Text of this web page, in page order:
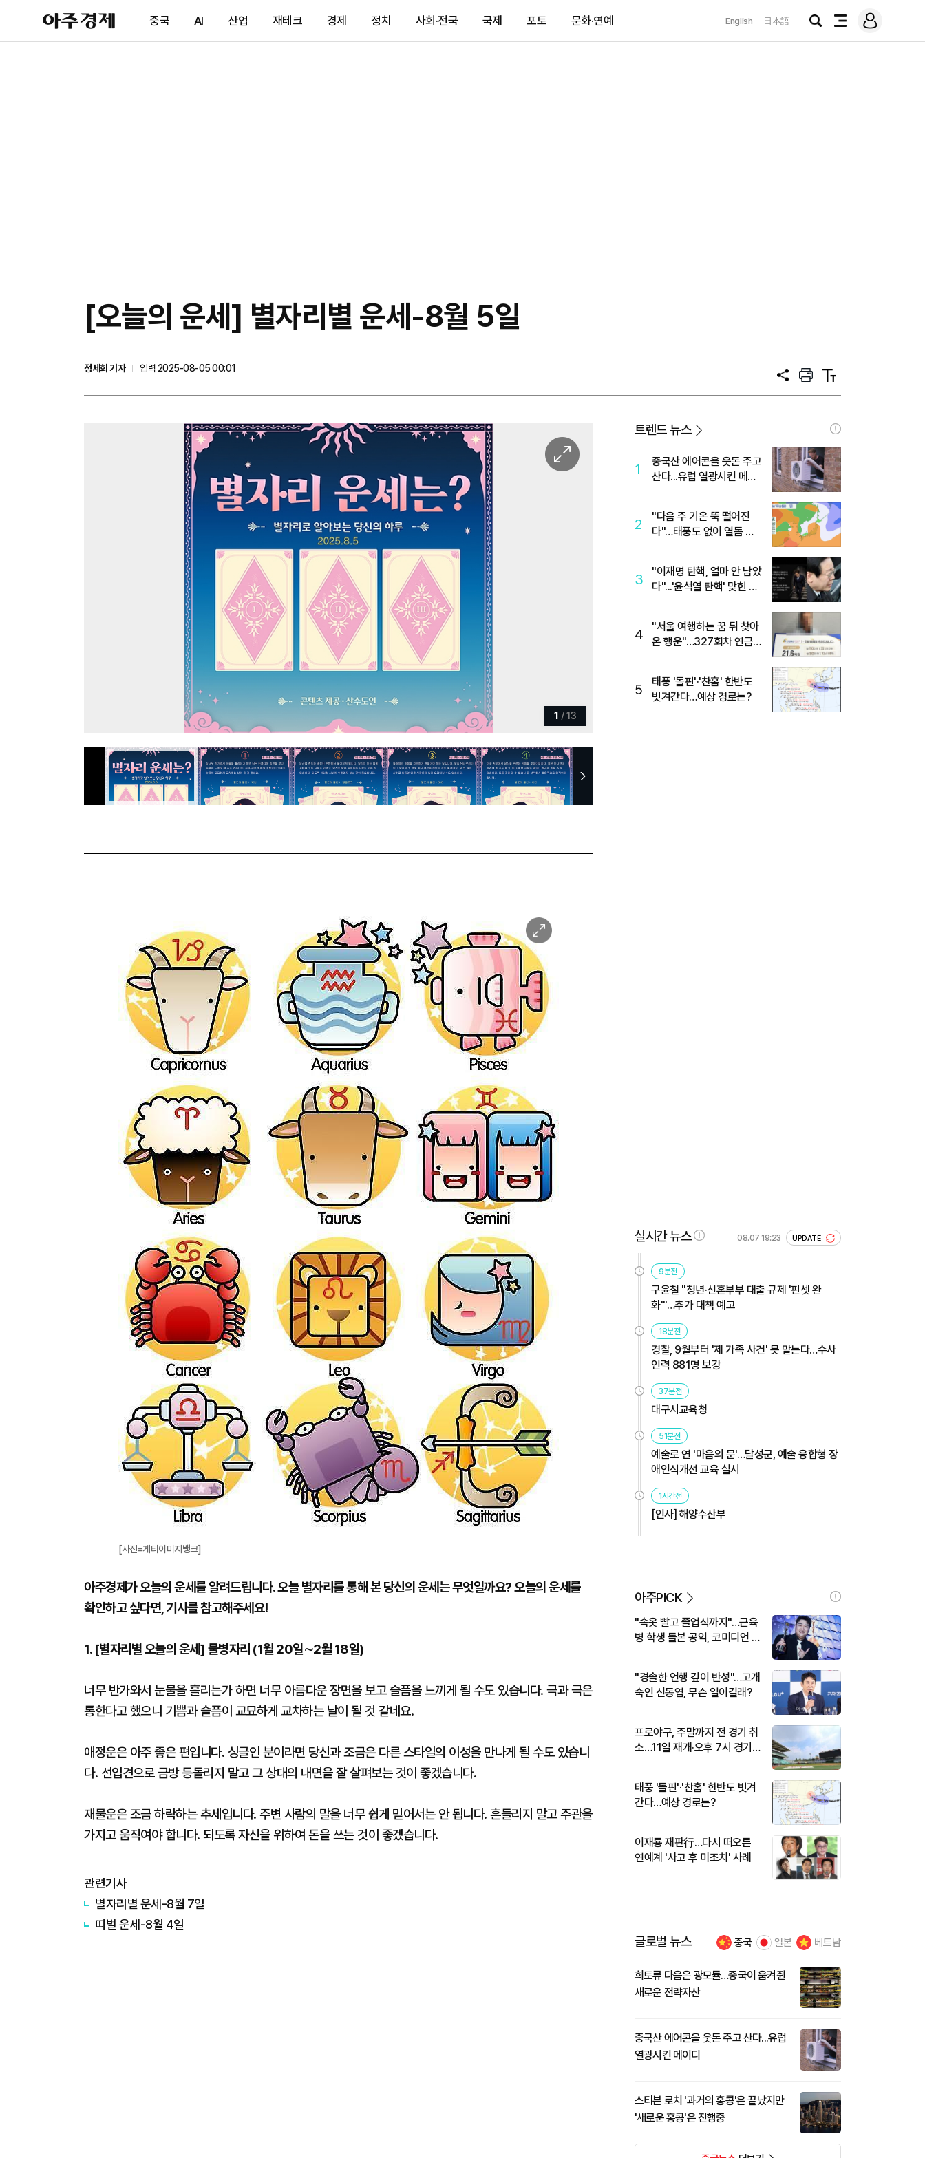
아
주
제
중국 AI 산업 재테크 경제 정치 사회·전국 국제 포토 문화·연예 English 日本語
검
전
메
그
[오늘의 운세] 별자리별 운세-8월 5일
정세희 기자
입력 2025-08-05 00:01
공
프
트
텍
트
이
미
지
확
1 /13
이
미
지
확
대
[사진=게티이미지뱅크]
아주경제가 오늘의 운세를 알려드립니다. 오늘 별자리를 통해 본 당신의 운세는 무엇일까요? 오늘의 운세를
확인하고 싶다면, 기사를 참고해주세요!
1. [별자리별 오늘의 운세] 물병자리 (1월 20일∼2월 18일)
너무 반가와서 눈물을 흘리는가 하면 너무 아름다운 장면을 보고 슬픔을 느끼게 될 수도 있습니다. 극과 극은
통한다고 했으니 기쁨과 슬픔이 교묘하게 교차하는 날이 될 것 같네요.
애정운은 아주 좋은 편입니다. 싱글인 분이라면 당신과 조금은 다른 스타일의 이성을 만나게 될 수도 있습니
다. 선입견으로 금방 등돌리지 말고 그 상대의 내면을 잘 살펴보는 것이 좋겠습니다.
재물운은 조금 하락하는 추세입니다. 주변 사람의 말을 너무 쉽게 믿어서는 안 됩니다. 흔들리지 말고 주관을
가지고 움직여야 합니다. 되도록 자신을 위하여 돈을 쓰는 것이 좋겠습니다.
관련기사
별자리별 운세-8월 7일
띠별 운세-8월 4일
트렌드 뉴스
1
중국산 에어콘을 웃돈 주고
산다...유럽 열광시킨 메이
2
"다음 주 기온 뚝 떨어진
다"…태풍도 없이 열돔 박
3
"이재명 탄핵, 얼마 안 남았
다"...'윤석열 탄핵' 맞힌 무
4
"서울 여행하는 꿈 뒤 찾아
온 행운"…327회차 연금
5
태풍 '돌핀'·'찬홈' 한반도
빗겨간다…예상 경로는?
실시간 뉴스 08.07 19:23 UPDATE
9분전
구윤철 "청년·신혼부부 대출 규제 '핀셋 완
화'"…추가 대책 예고
18분전
경찰, 9월부터 '제 가족 사건' 못 맡는다…수사
인력 881명 보강
37분전
대구시교육청
51분전
예술로 연 '마음의 문'…달성군, 예술 융합형 장
애인식개선 교육 실시
1시간전
[인사] 해양수산부
아주PICK
"속옷 빨고 졸업식까지"…근육
병 학생 돌본 공익, 코미디언 김
"경솔한 언행 깊이 반성"…고개
숙인 신동엽, 무슨 일이길래?
프로야구, 주말까지 전 경기 취
소…11일 재개·오후 7시 경기
태풍 '돌핀'·'찬홈' 한반도 빗겨
간다…예상 경로는?
이재룡 재판行…다시 떠오른
연예계 '사고 후 미조치' 사례
글로벌 뉴스 중국 일본 베트남
희토류 다음은 광모듈…중국이 움켜쥔
새로운 전략자산
중국산 에어콘을 웃돈 주고 산다...유럽
열광시킨 메이디
스티븐 로치 '과거의 홍콩'은 끝났지만
'새로운 홍콩'은 진행중